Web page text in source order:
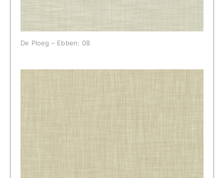
De Ploeg – Ebben: 08
De Ploeg – Ebben: 09